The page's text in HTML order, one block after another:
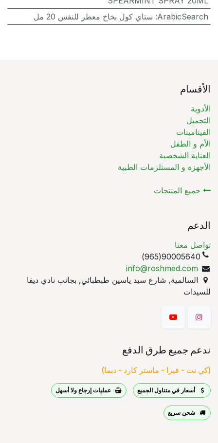
ArabicSearch
: ستاي كول بخاخ معطر للنفس 20 مل
الأقسام
الأدوية
التجميل
الفيتامينات
الأم و الطفل
العناية الشخصية
الأجهزة و المستلزمات الطبية
جميع المنتجات
الدعم
تواصل معنا
90005640(965)
info@roshmed.com
السالمية, شارع سيد ياسين طبطبائي, بجانب نادي ديفا
للسيدات
ندعم جميع طرق الدفع
(كي نت - فيزا - ماستر كارد - ديما)
أسعار في متناول الجميع عمليات إرجاع ولا أسهل
شحن سريع